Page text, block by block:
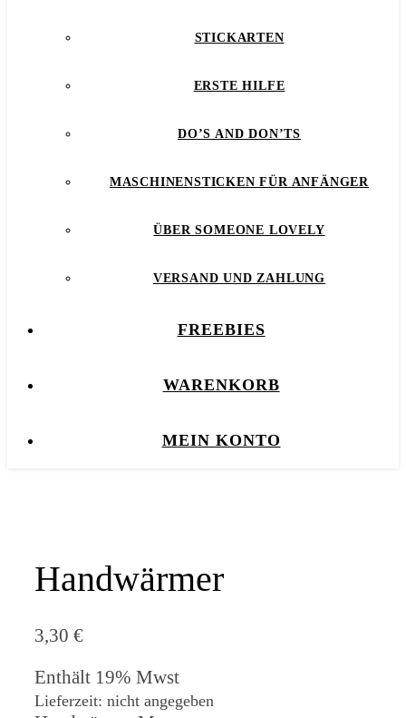
STICKARTEN
ERSTE HILFE
DO’S AND DON’TS
MASCHINENSTICKEN FÜR ANFÄNGER
ÜBER SOMEONE LOVELY
VERSAND UND ZAHLUNG
FREEBIES
WARENKORB
MEIN KONTO
Handwärmer
3,30 €
Enthält 19% Mwst
Lieferzeit: nicht angegeben